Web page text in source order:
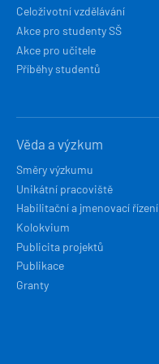
Celoživotní vzdělávání
Akce pro studenty SŠ
Akce pro učitele
Příběhy studentů
Věda a výzkum
Směry výzkumu
Unikátní pracoviště
Habilitační a jmenovací řízení
Kolokvium
Publicita projektů
Publikace
Granty